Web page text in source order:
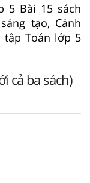
5 Bài 15 sách
tạo, Cánh
Toán lớp 5
cả ba sách)